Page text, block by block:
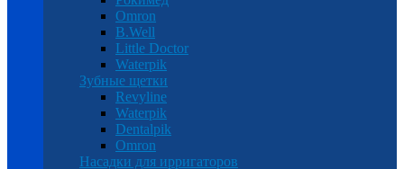
Omron
B.Well
Little Doctor
Waterpik
Зубные щетки
Revyline
Waterpik
Dentalpik
Omron
Насадки для ирригаторов